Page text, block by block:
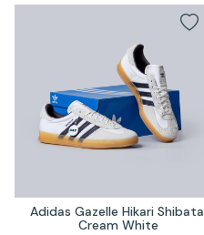
Adidas Gazelle Hikari Shibata
Cream White